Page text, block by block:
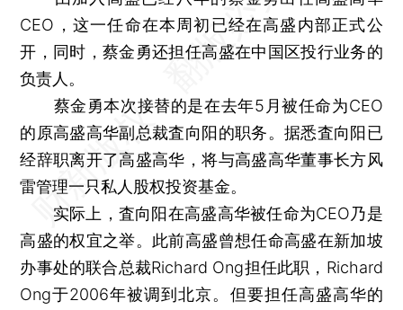
CEO，这一任命在本周初已经在高盛内部正式公
开，同时，蔡金勇还担任高盛在中国区投行业务的
负责人。
蔡金勇本次接替的是在去年5月被任命为CEO
的原高盛高华副总裁査向阳的职务。据悉査向阳已
经辞职离开了高盛高华，将与高盛高华董事长方风
雷管理一只私人股权投资基金。
实际上，査向阳在高盛高华被任命为CEO乃是
高盛的权宜之举。此前高盛曾想任命高盛在新加坡
办事处的联合总裁Richard Ong担任此职，Richard
Ong于2006年被调到北京。但要担任高盛高华的